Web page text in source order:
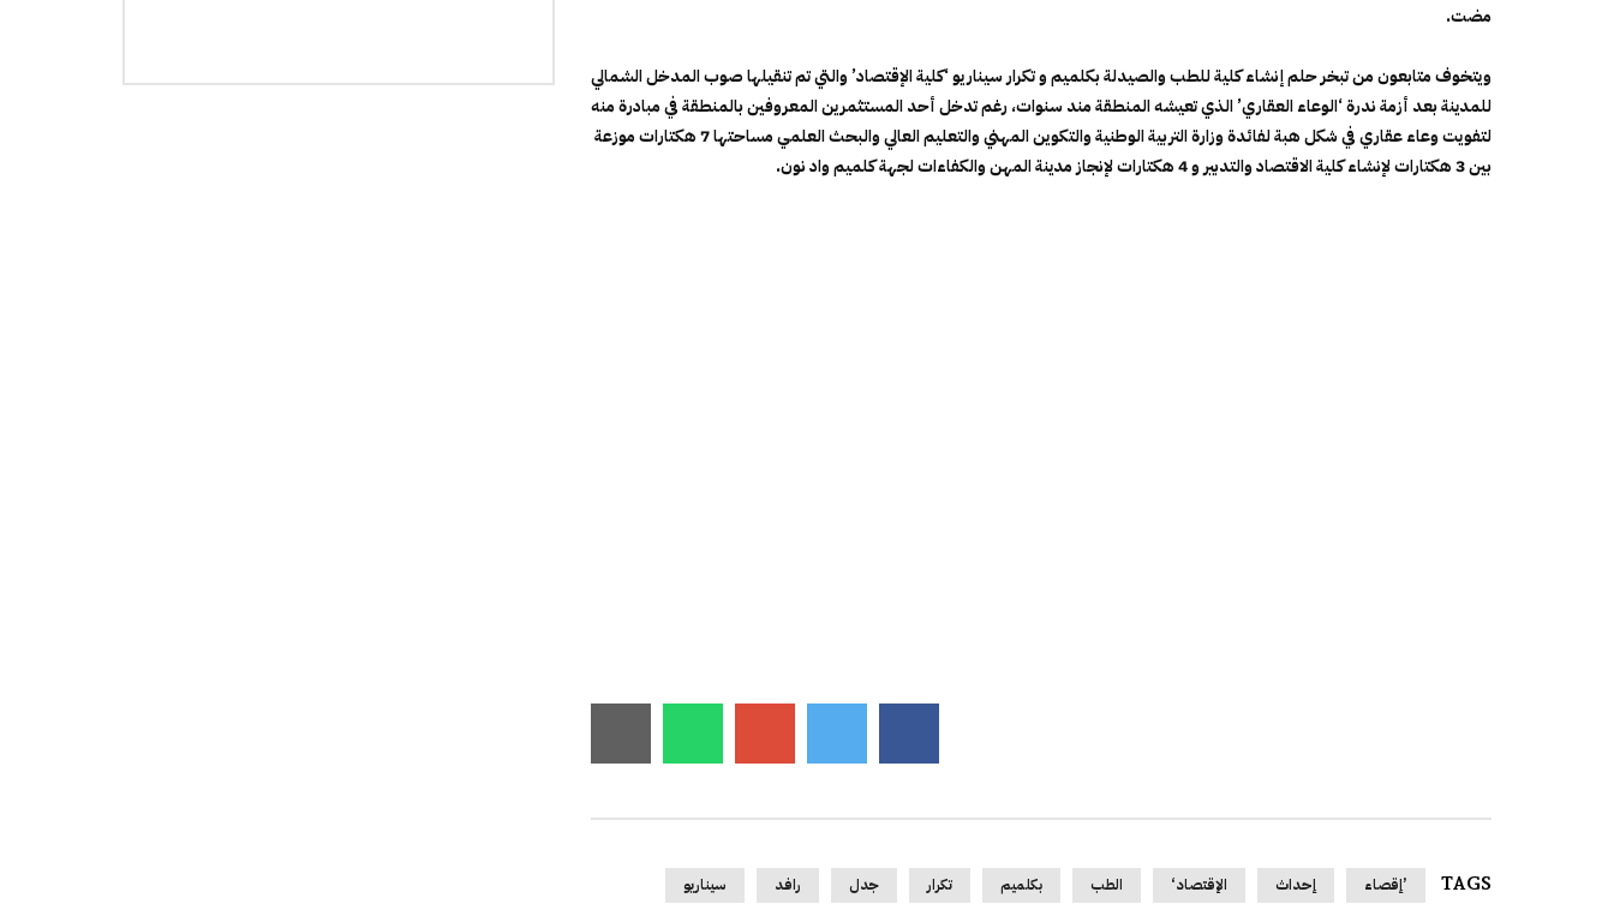
مضت.
ويتخوف متابعون من تبخر حلم إنشاء كلية للطب والصيدلة بكلميم و تكرار سيناريو ‘كلية الإقتصاد’ والتي تم تنقيلها صوب المدخل الشمالي
للمدينة بعد أزمة ندرة ‘الوعاء العقاري’ الذي تعيشه المنطقة مند سنوات، رغم تدخل أحد المستثمرين المعروفين بالمنطقة في مبادرة منه
لتفويت وعاء عقاري في شكل هبة لفائدة وزارة التربية الوطنية والتكوين المهني والتعليم العالي والبحث العلمي مساحتها 7 هكتارات موزعة
بين 3 هكتارات لإنشاء كلية الاقتصاد والتدبير و 4 هكتارات لإنجاز مدينة المهن والكفاءات لجهة كلميم واد نون.
TAGS ’إقصاء إحداث الإقتصاد‘ الطب بكلميم تكرار جدل رافد سيناريو